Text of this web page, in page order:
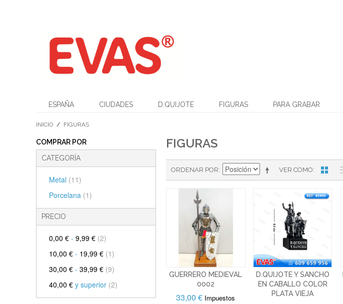
ESPAÑA CIUDADES D.QUIJOTE FIGURAS PARA GRABAR
INICIO / FIGURAS
COMPRAR POR
CATEGORÍA
Metal (11)
Porcelana (1)
PRECIO
0,00 € - 9,99 € (2)
10,00 € - 19,99 € (1)
30,00 € - 39,99 € (9)
40,00 € y superior (2)
FIGURAS
VER COMO
ORDENAR POR
GUERRERO MEDIEVAL
0002
33,00 € Impuestos
D.QUIJOTE Y SANCHO
EN CABALLO COLOR
PLATA VIEJA